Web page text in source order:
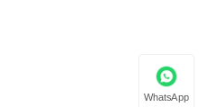
WhatsApp